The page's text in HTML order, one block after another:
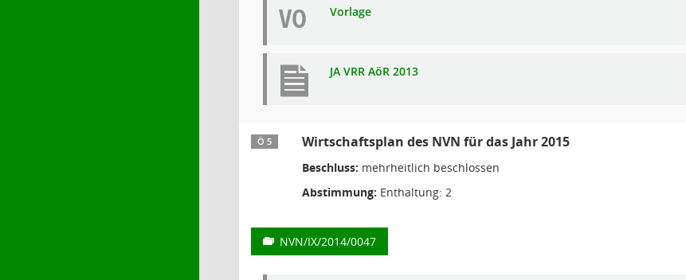
VO Vorlage
JA VRR AöR 2013
Ö 5 Wirtschaftsplan des NVN für das Jahr 2015
Beschluss: mehrheitlich beschlossen
Abstimmung: Enthaltung: 2
NVN/IX/2014/0047